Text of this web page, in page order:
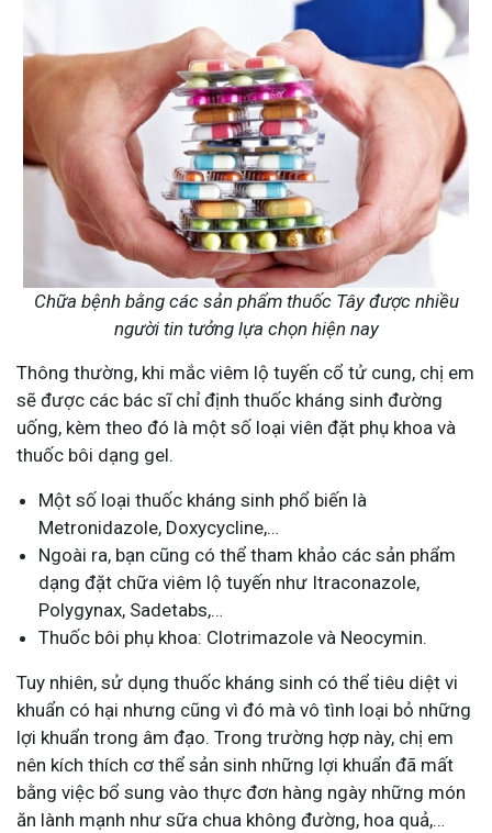
Chữa bệnh bằng các sản phẩm thuốc Tây được nhiều
người tin tưởng lựa chọn hiện nay
Thông thường, khi mắc viêm lộ tuyến cổ tử cung, chị em
sẽ được các bác sĩ chỉ định thuốc kháng sinh đường
uống, kèm theo đó là một số loại viên đặt phụ khoa và
thuốc bôi dạng gel.
Một số loại thuốc kháng sinh phổ biến là
Metronidazole, Doxycycline,…
Ngoài ra, bạn cũng có thể tham khảo các sản phẩm
dạng đặt chữa viêm lộ tuyến như Itraconazole,
Polygynax, Sadetabs,…
Thuốc bôi phụ khoa: Clotrimazole và Neocymin.
Tuy nhiên, sử dụng thuốc kháng sinh có thể tiêu diệt vi
khuẩn có hại nhưng cũng vì đó mà vô tình loại bỏ những
lợi khuẩn trong âm đạo. Trong trường hợp này, chị em
nên kích thích cơ thể sản sinh những lợi khuẩn đã mất
bằng việc bổ sung vào thực đơn hàng ngày những món
ăn lành mạnh như sữa chua không đường, hoa quả,…